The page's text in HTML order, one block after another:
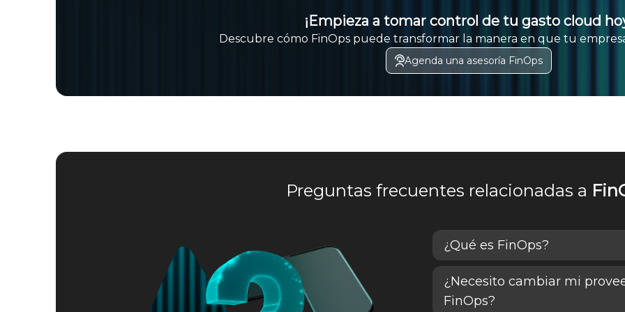
¡Empieza a tomar control de tu gasto cloud
Descubre cómo FinOps puede transformar la manera en que tu
Agenda una asesoría FinOps
Preguntas frecuentes relacionadas a
¿Qué es FinOps?
FinOps (Financial Operations)
empresas gestionar, optimizar y
¿Necesito cambiar mi
FinOps?